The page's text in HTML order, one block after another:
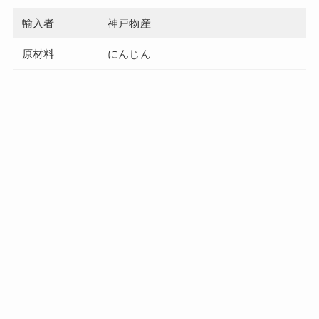
輸入者 神戸物産
原材料 にんじん